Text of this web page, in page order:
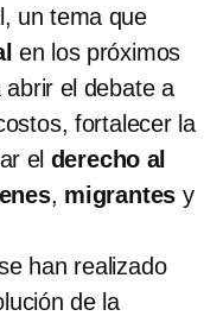
un tema que
en los próximos
el debate a
fortalecer la
el derecho al
, migrantes y
han realizado
de la